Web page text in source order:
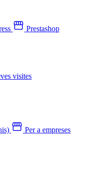
Prestashop
visites
Per a empreses